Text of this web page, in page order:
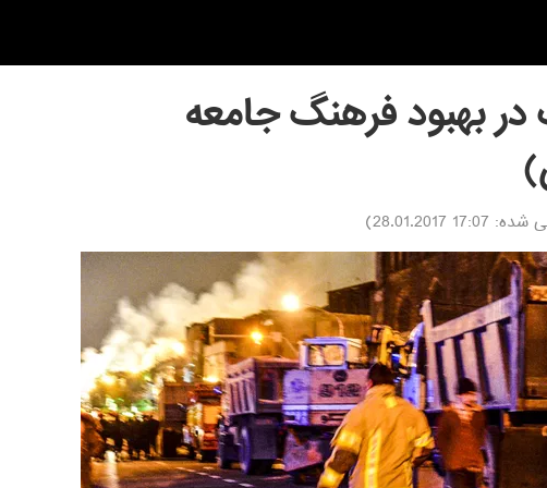
بهبود فرهنگ جامعه
شده: 17:07 28.01.2017
)